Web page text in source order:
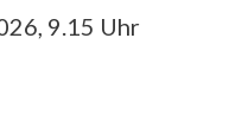
9.15 Uhr